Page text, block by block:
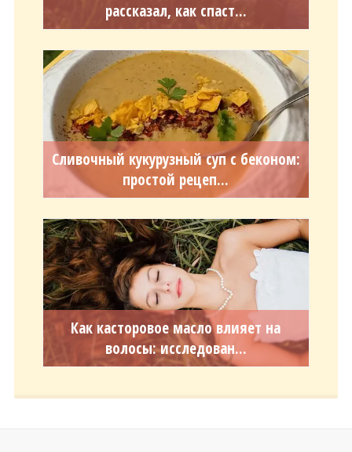
рассказал, как спаст...
Сливочный кукурузный суп с беконом:
простой рецеп...
Как касторовое масло влияет на
волосы: исследован...